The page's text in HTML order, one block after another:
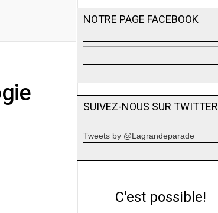
NOTRE PAGE FACEBOOK
SUIVEZ-NOUS SUR TWITTER
Tweets by @Lagrandeparade
C'est possible!